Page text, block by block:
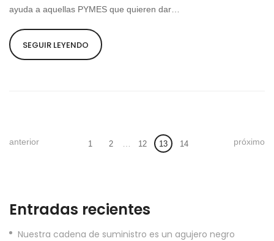
ayuda a aquellas PYMES que quieren dar…
SEGUIR LEYENDO
1 2 12 13 14
anterior próximo
Entradas recientes
Nuestra cadena de suministro es un agujero negro